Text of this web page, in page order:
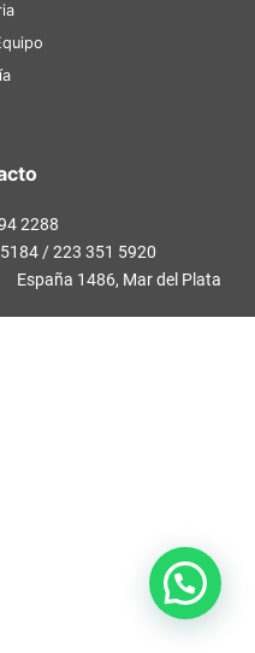
2288
/ 223 351 5920
España 1486, Mar del Plata